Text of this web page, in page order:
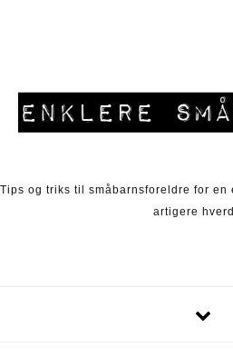
Tips og triks til småbarnsforeldre for en
artigere